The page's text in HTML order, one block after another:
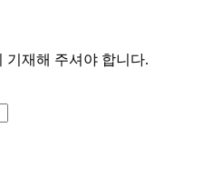
기재해 주셔야 합니다.